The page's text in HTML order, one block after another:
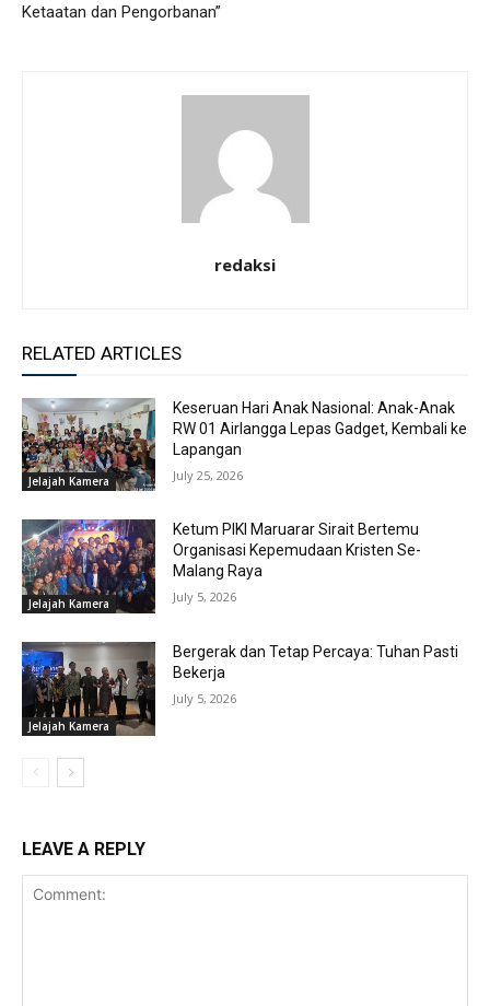
Ketaatan dan Pengorbanan”
redaksi
RELATED ARTICLES
Jelajah Kamera
Keseruan Hari Anak Nasional: Anak-Anak
RW 01 Airlangga Lepas Gadget, Kembali ke
Lapangan
July 25, 2026
Jelajah Kamera
Ketum PIKI Maruarar Sirait Bertemu
Organisasi Kepemudaan Kristen Se-
Malang Raya
July 5, 2026
Jelajah Kamera
Bergerak dan Tetap Percaya: Tuhan Pasti
Bekerja
July 5, 2026
LEAVE A REPLY